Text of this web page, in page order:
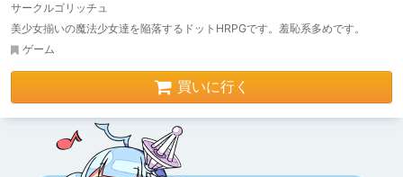
サークルゴリッチュ
美少女揃いの魔法少女達を陥落するドットHRPGです。羞恥系多めです。
ゲーム
買いに行く